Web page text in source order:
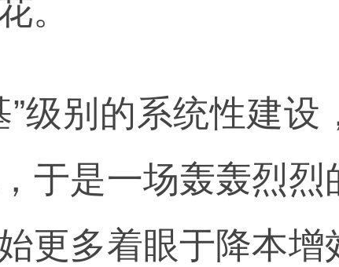
。
”级别的系统性建设
于是一场轰轰烈烈
更多着眼于降本增